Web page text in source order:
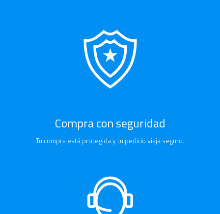
Compra con seguridad
Tu compra está protegida y tu pedido viaja seguro.